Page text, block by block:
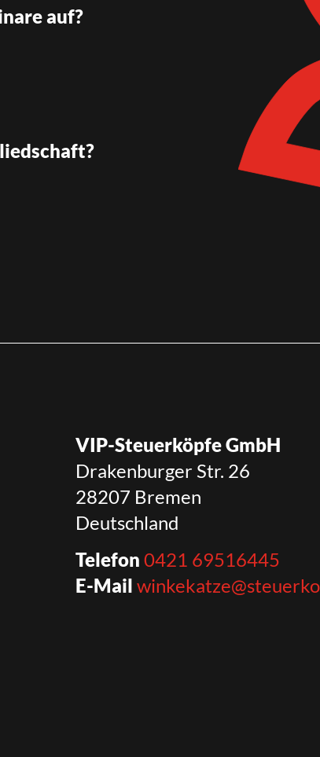
auf?
VIP-Steuerköpfe GmbH
Drakenburger Str. 26
28207 Bremen
Deutschland
Telefon 0421 69516445
E-Mail